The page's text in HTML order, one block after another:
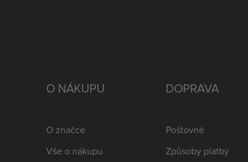
O NÁKUPU
O značce
Vše o nákupu
DOPRAVA
Poštovné
Způsoby platby